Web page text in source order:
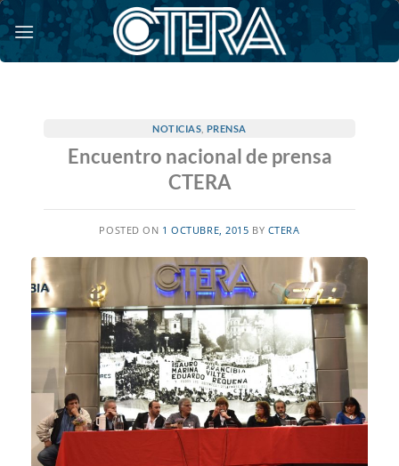
Saltar
al
contenido
NOTICIAS PRENSA
Encuentro nacional de prensa
CTERA
POSTED ON 1 OCTUBRE, 2015 BY CTERA